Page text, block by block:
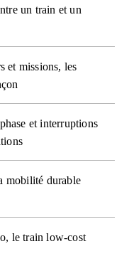
un train et un
et missions, les
et interruptions
mobilité durable
le train low-cost